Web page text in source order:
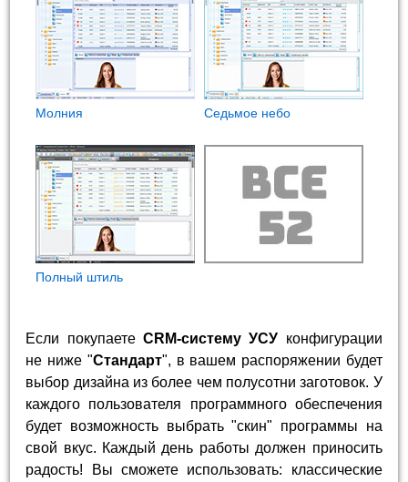
Молния Седьмое небо
Полный штиль
Если покупаете CRM-систему УСУ конфигурации
не ниже "Стандарт", в вашем распоряжении будет
выбор дизайна из более чем полусотни заготовок. У
каждого пользователя программного обеспечения
будет возможность выбрать "скин" программы на
свой вкус. Каждый день работы должен приносить
радость! Вы сможете использовать: классические